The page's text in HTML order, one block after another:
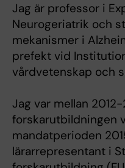
Jag är professor i
Neurogeriatrik och
mekanismer i
prefekt vid
vårdvetenskap och
Jag var mellan
forskarutbildningen
mandatperioden
lärarrepresentant i